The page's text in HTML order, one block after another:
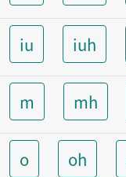
iu iuh
m mh
o oh